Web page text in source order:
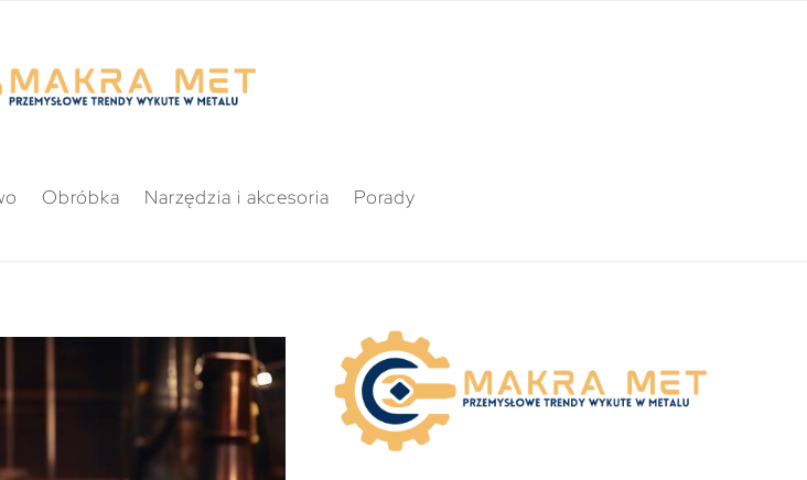
Obróbka Narzędzia i akcesoria Porady